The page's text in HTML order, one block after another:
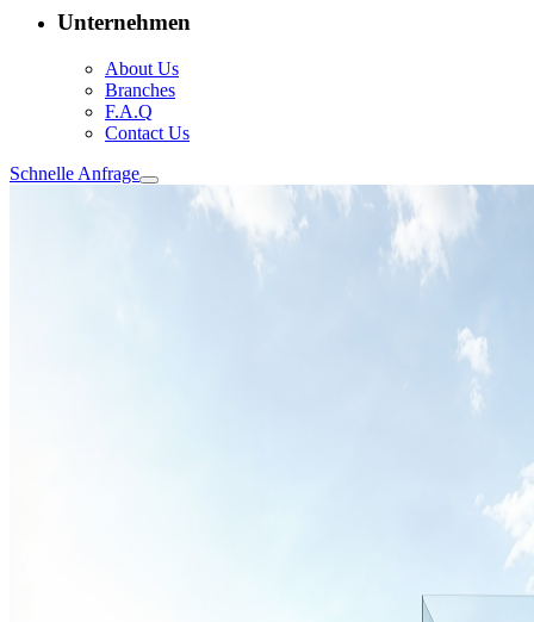
Unternehmen
About Us
Branches
F.A.Q
Contact Us
Schnelle Anfrage